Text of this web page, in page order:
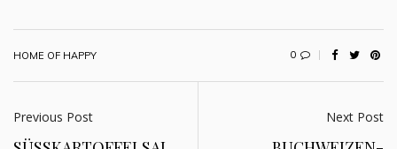
HOME OF HAPPY 0
Previous Post Next Post